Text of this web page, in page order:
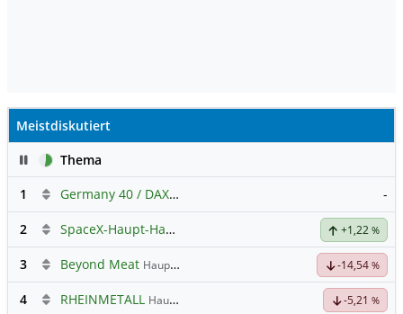
Meistdiskutiert
PauseThema
1
Germany 40 / DAX Prognose -
2 SpaceX-Haupt-Hauptforum +1,22 %
3 Beyond Meat Hauptdiskussion -14,54 %
4 RHEINMETALL Hauptdiskussion -5,21 %